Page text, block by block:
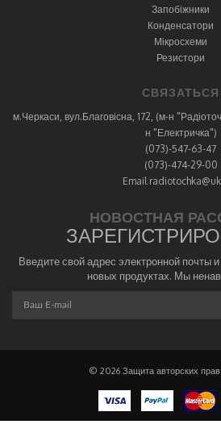
Запобіжники
Конденсатори
Мікросхеми
Резистори
СВЯЗАТЬСЯ
м.Черкаси, вул.Благовісна, 172, (м-н
н "Електричка")
(073)-547-63-47
(073)-474-29-00
Email
НОВОСТНАЯ
Введите свой адрес электронной почты
новых продуктах. Мы
© 2026 Защита авторских прав